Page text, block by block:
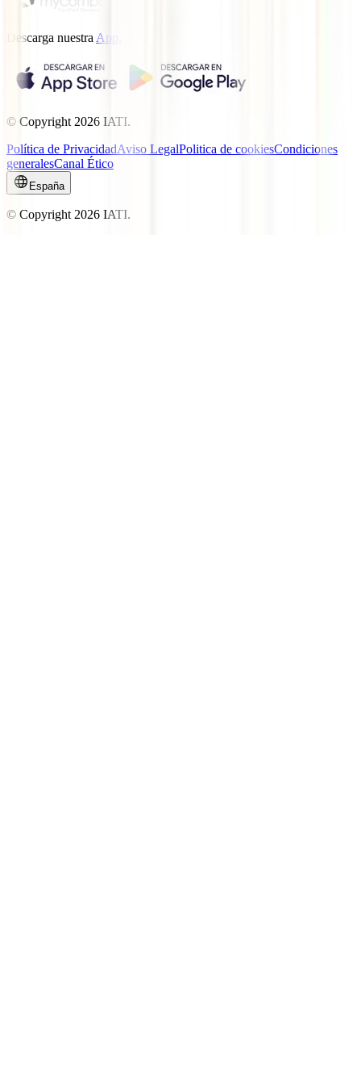
Descarga nuestra App.
© Copyright 2026 IATI.
Política de PrivacidadAviso LegalPolitica de cookiesCondiciones
generalesCanal Ético
España
© Copyright 2026 IATI.